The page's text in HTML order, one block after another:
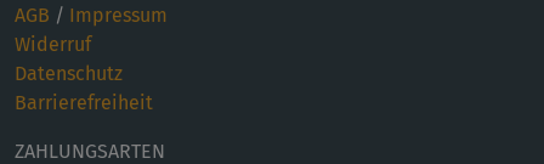
AGB / Impressum
Widerruf
Datenschutz
Barrierefreiheit
ZAHLUNGSARTEN